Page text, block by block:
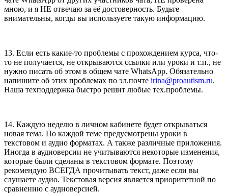
мною, и я НЕ отвечаю за её достоверность. Будьте
внимательны, когды вы используете такую информацию.
13. Если есть какие-то проблемы с прохождением курса, что-
то не получается, не открываются ссылки или уроки и т.п., не
нужно писать об этом в общем чате WhatsApp. Обязательно
напишите об этих проблемах по эл.почте irina@proautism.ru.
Наша техподдержка быстро решит любые тех.проблемы.
14. Каждую неделю в личном кабинете будет открываться
новая тема. По каждой теме предусмотрены уроки в
текстовом и аудио форматах. А также различные приложения.
Иногда в аудиоверсии не учитываются некоторые изменения,
которые были сделаны в текстовом формате. Поэтому
рекомендую ВСЕГДА прочитывать текст, даже если вы
слушаете аудио. Текстовая версия является приоритетной по
сравнению с аудиоверсией.